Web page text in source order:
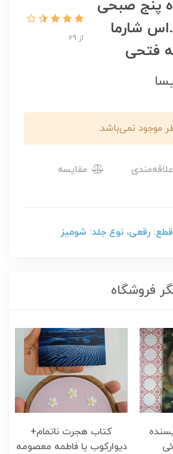
پنج صبحی
شارما
فتحی
از 29
موجود نمی‌باشد.
مقایسه
قطع: رقعی، نوع جلد: شومیز
فروشگاه
کتاب هجرت ناتمام+
دیوارکوب یا فاطمه معصومه